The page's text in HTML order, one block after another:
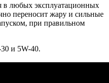
в любых эксплуатационных
переносит жару и сильные
при правильном
и 5W-40.